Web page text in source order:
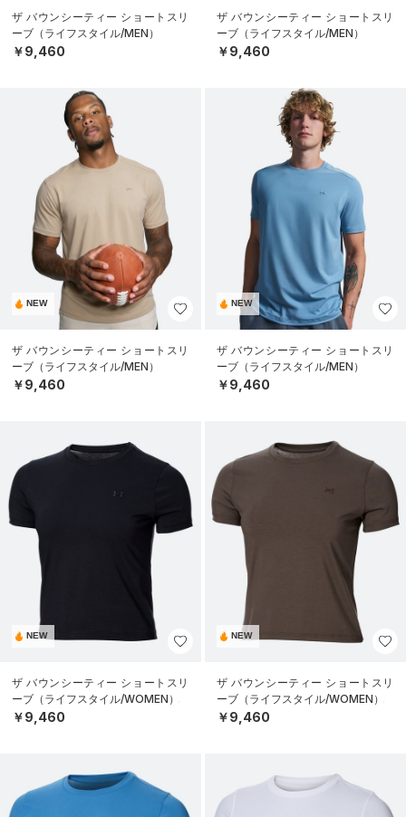
ザ バウンシーティー ショートスリ
ーブ（ライフスタイル/MEN）
￥9,460
ザ バウンシーティー ショートスリ
ーブ（ライフスタイル/MEN）
￥9,460
NEW
ザ バウンシーティー ショートスリ
ーブ（ライフスタイル/MEN）
￥9,460
NEW
ザ バウンシーティー ショートスリ
ーブ（ライフスタイル/MEN）
￥9,460
NEW
ザ バウンシーティー ショートスリ
ーブ（ライフスタイル/WOMEN）
￥9,460
NEW
ザ バウンシーティー ショートスリ
ーブ（ライフスタイル/WOMEN）
￥9,460